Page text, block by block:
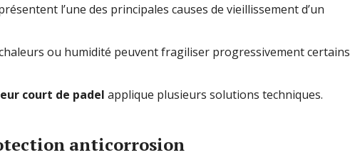
l’une des principales causes de vieillissement d’un
ou humidité peuvent fragiliser progressivement certains
court de padel applique plusieurs solutions techniques.
anticorrosion